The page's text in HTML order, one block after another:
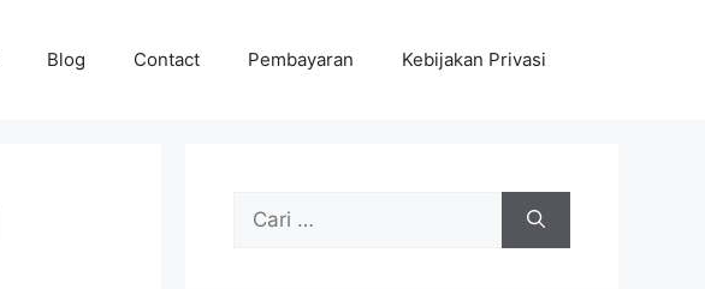
Blog Contact Pembayaran Kebijakan Privasi
Cari